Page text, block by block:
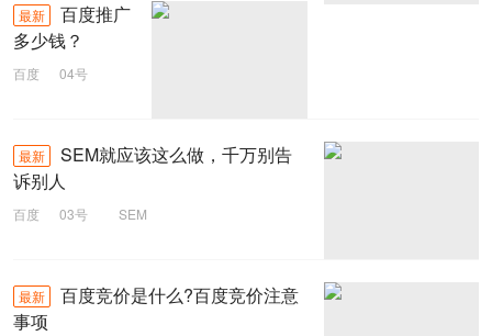
最新
百度推广
多少钱？
百度
04号
最新
SEM就应该这么做，千万别告
诉别人
百度 03号 SEM
最新
百度竞价是什么?百度竞价注意
事项